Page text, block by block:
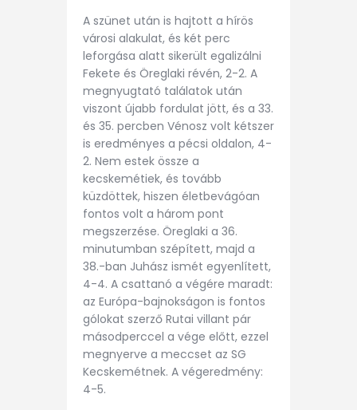
A szünet után is hajtott a hírös
városi alakulat, és két perc
leforgása alatt sikerült egalizálni
Fekete és Öreglaki révén, 2-2. A
megnyugtató találatok után
viszont újabb fordulat jött, és a 33.
és 35. percben Vénosz volt kétszer
is eredményes a pécsi oldalon, 4-
2. Nem estek össze a
kecskemétiek, és tovább
küzdöttek, hiszen életbevágóan
fontos volt a három pont
megszerzése. Öreglaki a 36.
minutumban szépített, majd a
38.-ban Juhász ismét egyenlített,
4-4. A csattanó a végére maradt:
az Európa-bajnokságon is fontos
gólokat szerző Rutai villant pár
másodperccel a vége előtt, ezzel
megnyerve a meccset az SG
Kecskemétnek. A végeredmény:
4-5.